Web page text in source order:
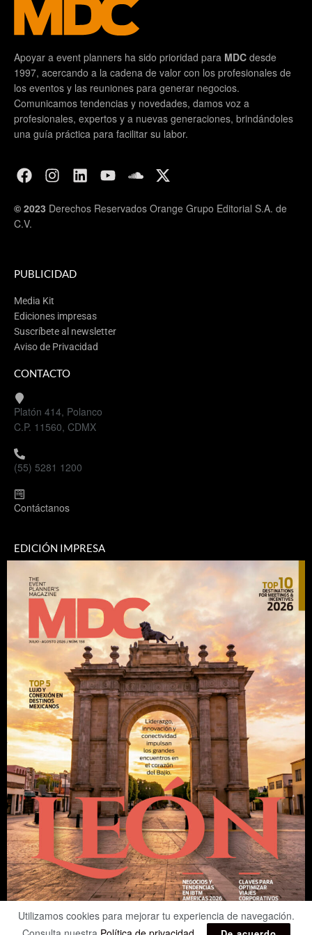
Apoyar a event planners ha sido prioridad para MDC desde
1997, acercando a la cadena de valor con los profesionales de
los eventos y las reuniones para generar negocios.
Comunicamos tendencias y novedades, damos voz a
profesionales, expertos y a nuevas generaciones, brindándoles
una guía práctica para facilitar su labor.
© 2023 Derechos Reservados Orange Grupo Editorial S.A. de
C.V.
PUBLICIDAD
Media Kit
Ediciones impresas
Suscríbete al newsletter
Aviso de Privacidad
CONTACTO
Platón 414, Polanco
C.P. 11560, CDMX
(55) 5281 1200
Contáctanos
EDICIÓN IMPRESA
Utilizamos cookies para mejorar tu experiencia de navegación.